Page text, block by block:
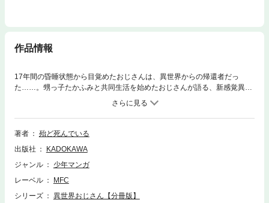
作品情報
17年間の昏睡状態から目覚めたおじさんは、異世界からの帰還者だっ
た……。甥っ子たかふみと共同生活を始めたおじさんが語る、新感覚異世
界＆異文化コメディ！ 分冊版第41弾。
著者
殆ど死んでいる
出版社
KADOKAWA
ジャンル
少年マンガ
レーベル
MFC
シリーズ
異世界おじさん【分冊版】